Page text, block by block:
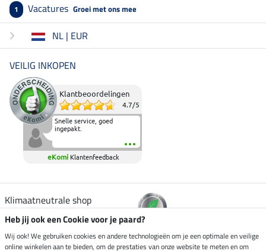
1 Vacatures Groei met ons mee
NL | EUR
VEILIG INKOPEN
Klantbeoordelingen
4.7/5
Snelle service, goed
ingepakt.
eKomi Klantenfeedback
Klimaatneutrale shop
Verzending per
Heb jij ook een Cookie voor je paard?
Wij ook! We gebruiken cookies en andere technologieën om je een optimale en veilige
online winkelen aan te bieden, om de prestaties van onze website te meten en om